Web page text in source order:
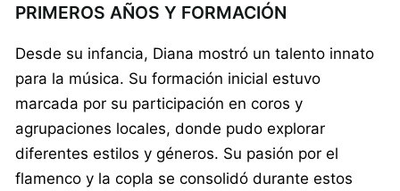
PRIMEROS AÑOS Y FORMACIÓN
Desde su infancia, Diana mostró un talento innato
para la música. Su formación inicial estuvo
marcada por su participación en coros y
agrupaciones locales, donde pudo explorar
diferentes estilos y géneros. Su pasión por el
flamenco y la copla se consolidó durante estos